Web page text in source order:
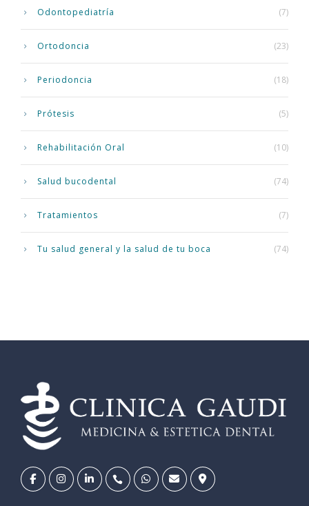
Odontopediatría (7)
Ortodoncia (23)
Periodoncia (18)
Prótesis (5)
Rehabilitación Oral (10)
Salud bucodental (74)
Tratamientos (7)
Tu salud general y la salud de tu boca (74)